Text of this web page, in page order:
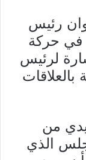
رئيس
في حركة
لرئيس
من
الذي